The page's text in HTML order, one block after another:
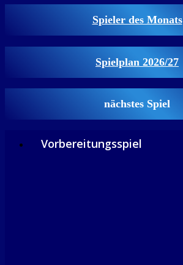
Spieler des Monats
Spielplan 2026/27
nächstes Spiel
Vorbereitungsspiel